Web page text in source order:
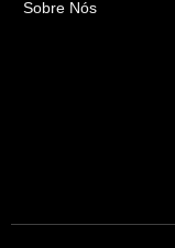
Sobre Nós